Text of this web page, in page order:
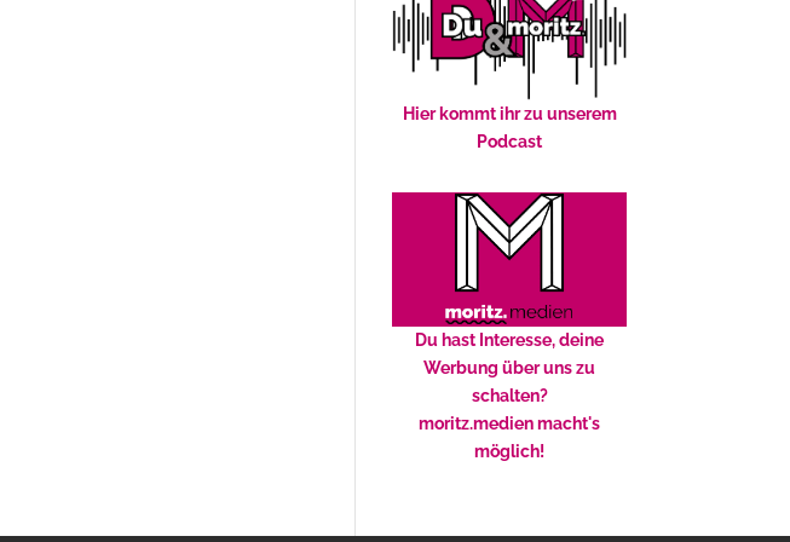
Hier kommt ihr zu unserem
Podcast
Du hast Interesse, deine
Werbung über uns zu
schalten?
moritz.medien macht's
möglich!